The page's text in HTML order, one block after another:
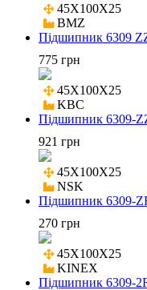
45X100X25
BMZ
Підшипник 6309
775 грн
45X100X25
KBC
Підшипник 6309-
921 грн
45X100X25
NSK
Підшипник 6309-
270 грн
45X100X25
KINEX
Підшипник 6309-